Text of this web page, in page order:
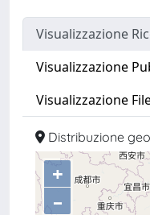
Visualizzazione
Visualizzazione
Visualizzazione
Distribuzione
+
–